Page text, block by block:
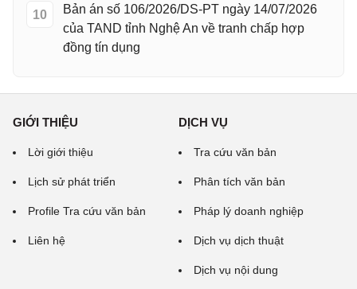
10
Bản án số 106/2026/DS-PT ngày 14/07/2026
của TAND tỉnh Nghệ An về tranh chấp hợp
đồng tín dụng
GIỚI THIỆU
Lời giới thiệu
Lịch sử phát triển
Profile Tra cứu văn bản
Liên hệ
DỊCH VỤ
Tra cứu văn bản
Phân tích văn bản
Pháp lý doanh nghiệp
Dịch vụ dịch thuật
Dịch vụ nội dung